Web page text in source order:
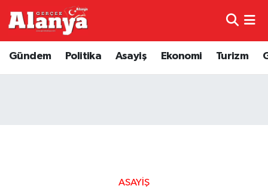
Gündem Politika Asayiş Ekonomi Turizm
ASAYIŞ
Genel
Trafik Durumu